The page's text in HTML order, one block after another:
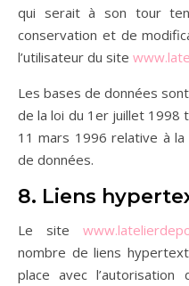
qui serait à son tour
conservation et de
l’utilisateur du site
Les bases de données
de la loi du 1er juillet 1998
11 mars 1996 relative à
de données.
8. Liens
Le site
nombre de liens
place avec